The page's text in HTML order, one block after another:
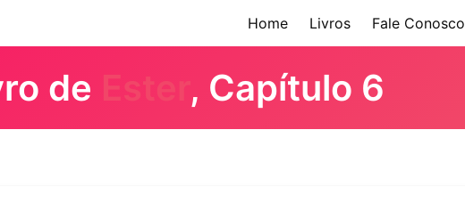
Home Livros Fale Conosco
de Ester , Capítulo 6